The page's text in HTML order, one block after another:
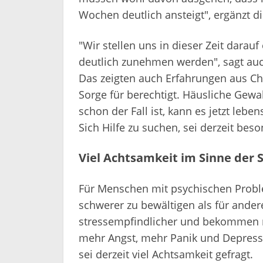
Wochen deutlich ansteigt", ergänzt
"Wir stellen uns in dieser Zeit
deutlich zunehmen werden", sagt
Das zeigten auch Erfahrungen aus
Sorge für berechtigt. Häusliche
schon der Fall ist, kann es jetzt
Sich Hilfe zu suchen, sei derzeit
Viel Achtsamkeit im Sinne der
Für Menschen mit psychischen
schwerer zu bewältigen als für
stressempfindlicher und
mehr Angst, mehr Panik und
sei derzeit viel Achtsamkeit gefragt.